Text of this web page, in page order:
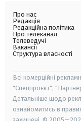
Про нас
Редакція
Редакційна політика
Про телеканал
Телеведучі
Вакансії
Структура власності
Всі комерційні
"Спецпроєкт",
Детальніше щодо
ознайомитись в